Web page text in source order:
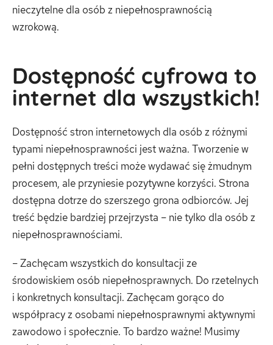
nieczytelne dla osób z niepełnosprawnością
wzrokową.
Dostępność cyfrowa to
internet dla wszystkich!
Dostępność stron internetowych dla osób z różnymi
typami niepełnosprawności jest ważna. Tworzenie w
pełni dostępnych treści może wydawać się żmudnym
procesem, ale przyniesie pozytywne korzyści. Strona
dostępna dotrze do szerszego grona odbiorców. Jej
treść będzie bardziej przejrzysta – nie tylko dla osób z
niepełnosprawnościami.
– Zachęcam wszystkich do konsultacji ze
środowiskiem osób niepełnosprawnych. Do rzetelnych
i konkretnych konsultacji. Zachęcam gorąco do
współpracy z osobami niepełnosprawnymi aktywnymi
zawodowo i społecznie. To bardzo ważne! Musimy